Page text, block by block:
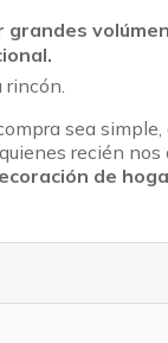
rincón.
sea
recién nos
de